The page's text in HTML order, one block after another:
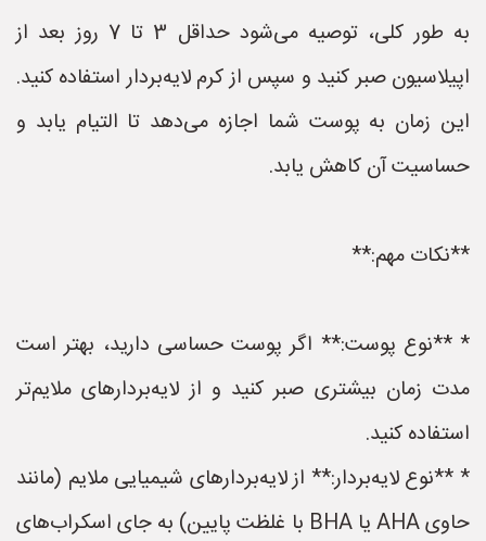
به طور کلی، توصیه می‌شود حداقل 3 تا 7 روز بعد از
اپیلاسیون صبر کنید و سپس از کرم لایه‌بردار استفاده کنید.
این زمان به پوست شما اجازه می‌دهد تا التیام یابد و
حساسیت آن کاهش یابد.
**نکات مهم:**
* **نوع پوست:** اگر پوست حساسی دارید، بهتر است
مدت زمان بیشتری صبر کنید و از لایه‌بردارهای ملایم‌تر
استفاده کنید.
* **نوع لایه‌بردار:** از لایه‌بردارهای شیمیایی ملایم (مانند
حاوی AHA یا BHA با غلظت پایین) به جای اسکراب‌های